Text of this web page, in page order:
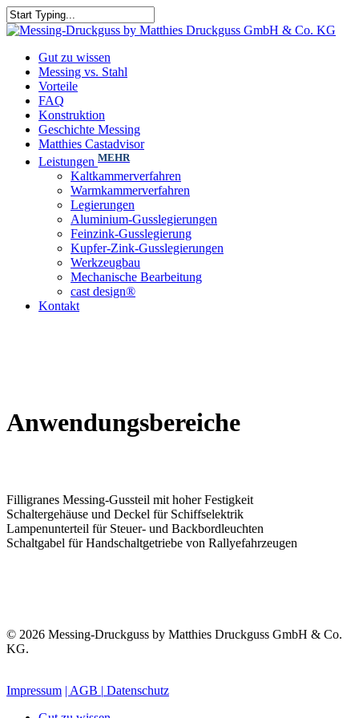
Gut zu wissen
Messing vs. Stahl
Vorteile
FAQ
Konstruktion
Geschichte Messing
Matthies Castadvisor
Leistungen MEHR
Kaltkammerverfahren
Warmkammerverfahren
Legierungen
Aluminium-Gusslegierungen
Feinzink-Gusslegierung
Kupfer-Zink-Gusslegierungen
Werkzeugbau
Mechanische Bearbeitung
cast design®
Kontakt
Anwendungsbereiche
Filligranes Messing-Gussteil mit hoher Festigkeit
Schaltergehäuse und Deckel für Schiffselektrik
Lampenunterteil für Steuer- und Backbordleuchten
Schaltgabel für Handschaltgetriebe von Rallyefahrzeugen
© 2026 Messing-Druckguss by Matthies Druckguss GmbH & Co.
KG.
Impressum | AGB | Datenschutz